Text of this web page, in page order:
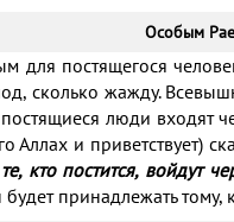
Особым
для постящегося
сколько жажду.
люди входят
Аллах и приветствует)
кто постится, войдут
принадлежать